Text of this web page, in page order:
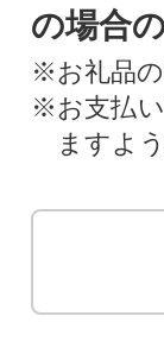
の場合
※お礼品
※お支払
ますよ